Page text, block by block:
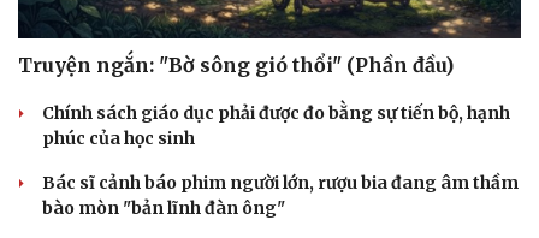
Truyện ngắn: "Bờ sông gió thổi" (Phần đầu)
Chính sách giáo dục phải được đo bằng sự tiến bộ, hạnh
phúc của học sinh
Bác sĩ cảnh báo phim người lớn, rượu bia đang âm thầm
bào mòn "bản lĩnh đàn ông"